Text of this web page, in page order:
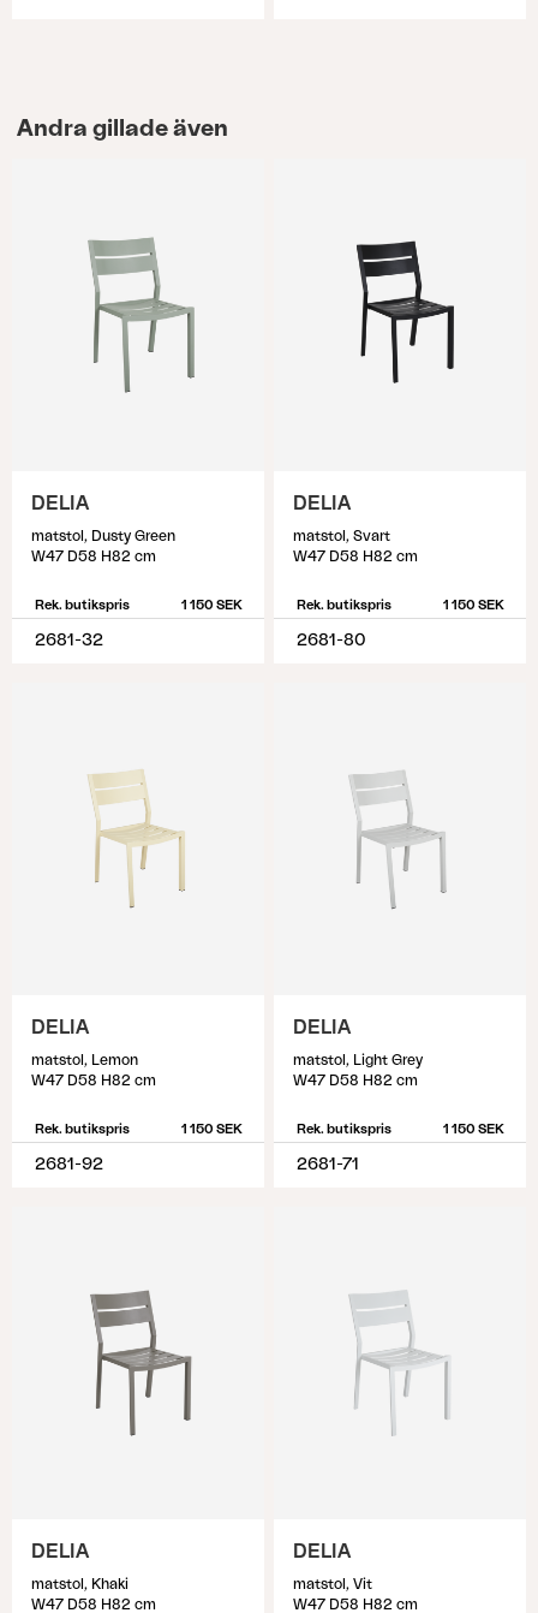
Andra gillade även
DELIA
matstol, Dusty Green
W47 D58 H82 cm
Rek. butikspris 1 150 SEK
2681-32
DELIA
matstol, Svart
W47 D58 H82 cm
Rek. butikspris 1 150 SEK
2681-80
DELIA
matstol, Lemon
W47 D58 H82 cm
Rek. butikspris 1 150 SEK
2681-92
DELIA
matstol, Light Grey
W47 D58 H82 cm
Rek. butikspris 1 150 SEK
2681-71
DELIA
matstol, Khaki
W47 D58 H82 cm
DELIA
matstol, Vit
W47 D58 H82 cm